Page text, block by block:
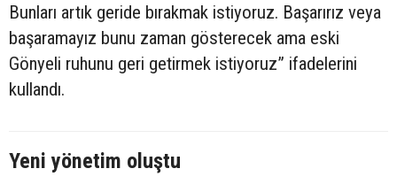
Bunları artık geride bırakmak istiyoruz. Başarırız veya
başaramayız bunu zaman gösterecek ama eski
Gönyeli ruhunu geri getirmek istiyoruz” ifadelerini
kullandı.
Yeni yönetim oluştu